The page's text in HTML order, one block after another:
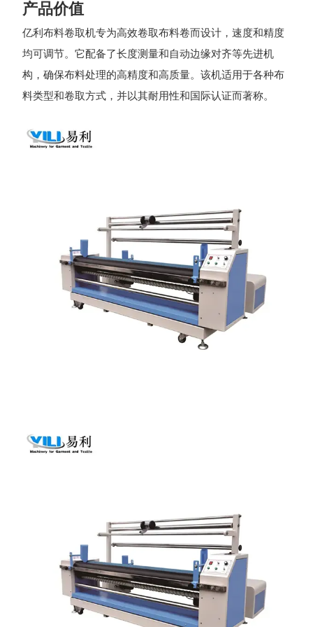
产品价值
亿利布料卷取机专为高效卷取布料卷而设计，速度和精度
均可调节。它配备了长度测量和自动边缘对齐等先进机
构，确保布料处理的高精度和高质量。该机适用于各种布
料类型和卷取方式，并以其耐用性和国际认证而著称。